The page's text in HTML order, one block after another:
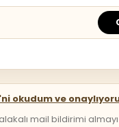
okudum ve
mail bildirimi almayı